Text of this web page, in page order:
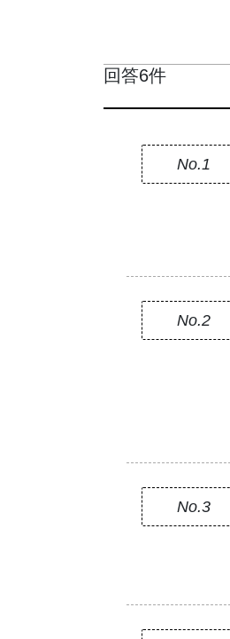
回答6件
No.1
No.2
No.3